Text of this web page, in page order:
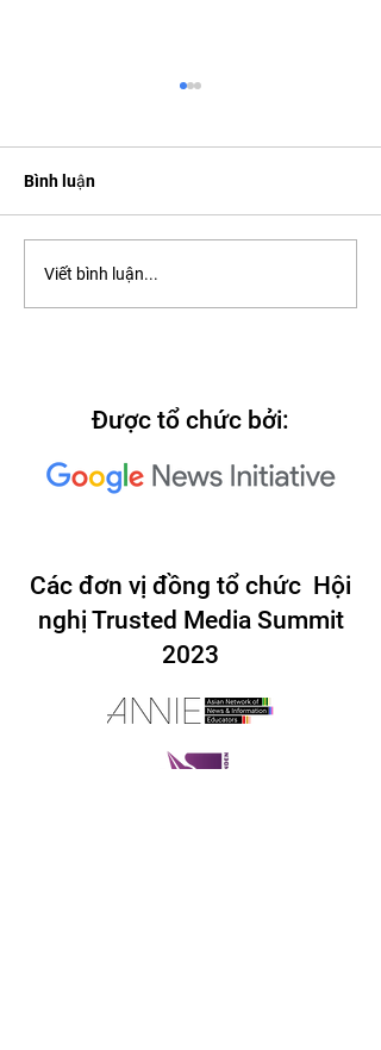
2022: "Searching for Our
North Star"
Bình luận
Viết bình luận...
Được tổ chức bởi:
Các đơn vị đồng tổ chức Hội
nghị Trusted Media Summit
2023